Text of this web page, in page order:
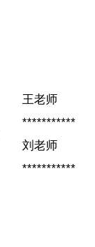
王老师
***********
刘老师
***********